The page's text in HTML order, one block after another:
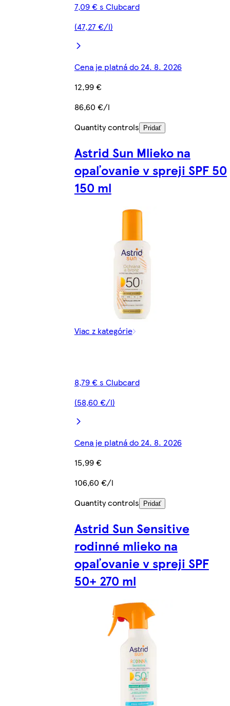
7,09 € s Clubcard
(47,27 €/l)
Cena je platná do 24. 8. 2026
12,99 €
86,60 €/l
Quantity controls
Pridať
Astrid Sun Mlieko na
opaľovanie v spreji SPF 50
150 ml
Viac z kategórie
8,79 € s Clubcard
(58,60 €/l)
Cena je platná do 24. 8. 2026
15,99 €
106,60 €/l
Quantity controls
Pridať
Astrid Sun Sensitive
rodinné mlieko na
opaľovanie v spreji SPF
50+ 270 ml